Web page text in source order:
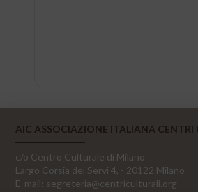
AIC ASSOCIAZIONE ITALIANA CENTRI
c/o Centro Culturale di Milano
Largo Corsia dei Servi 4, - 20122 Milano
E-mail: segreteria@centriculturali.org